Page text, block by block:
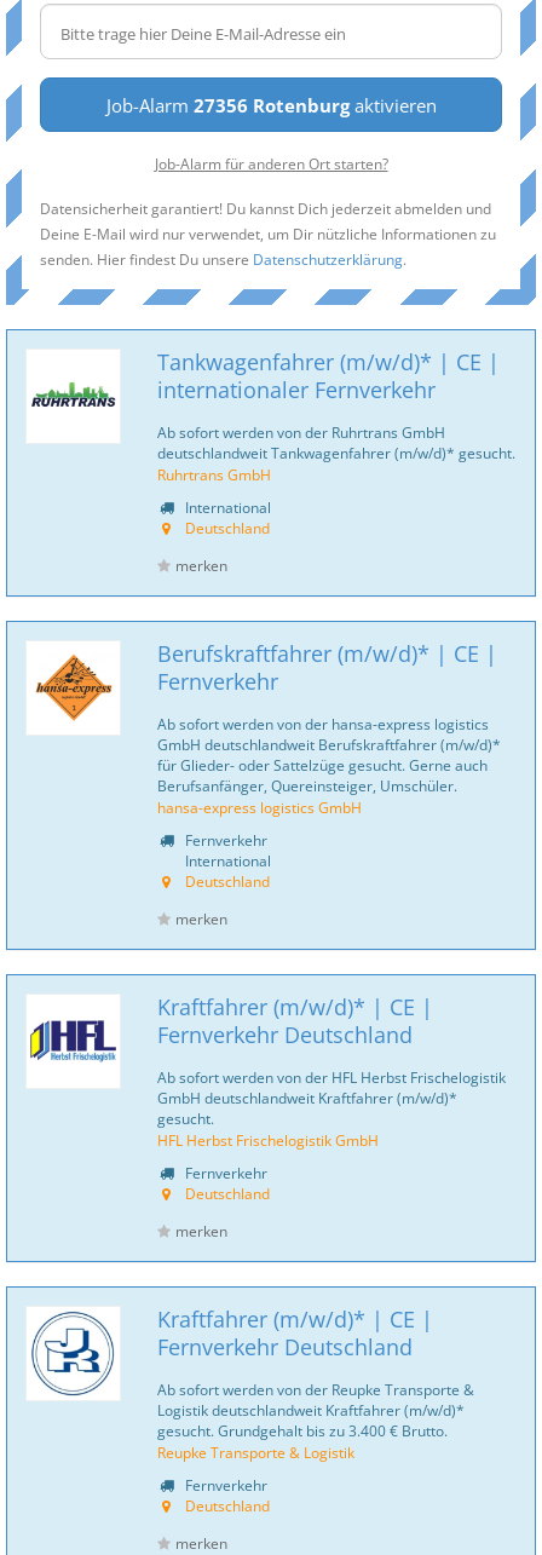
Job-Alarm 27356 Rotenburgaktivieren
Job-Alarm für anderen Ort starten?
Datensicherheit garantiert! Du kannst Dich jederzeit abmelden und
Deine E-Mail wird nur verwendet, um Dir nützliche Informationen zu
senden. Hier findest Du unsere Datenschutzerklärung.
Tankwagenfahrer (m/w/d)* | CE |
internationaler Fernverkehr
Ab sofort werden von der Ruhrtrans GmbH
deutschlandweit Tankwagenfahrer (m/w/d)* gesucht.
Ruhrtrans GmbH
International
Deutschland
merken
Berufskraftfahrer (m/w/d)* | CE |
Fernverkehr
Ab sofort werden von der hansa-express logistics
GmbH deutschlandweit Berufskraftfahrer (m/w/d)*
für Glieder- oder Sattelzüge gesucht. Gerne auch
Berufsanfänger, Quereinsteiger, Umschüler.
hansa-express logistics GmbH
Fernverkehr
International
Deutschland
merken
Kraftfahrer (m/w/d)* | CE |
Fernverkehr Deutschland
Ab sofort werden von der HFL Herbst Frischelogistik
GmbH deutschlandweit Kraftfahrer (m/w/d)*
gesucht.
HFL Herbst Frischelogistik GmbH
Fernverkehr
Deutschland
merken
Kraftfahrer (m/w/d)* | CE |
Fernverkehr Deutschland
Ab sofort werden von der Reupke Transporte &
Logistik deutschlandweit Kraftfahrer (m/w/d)*
gesucht. Grundgehalt bis zu 3.400 € Brutto.
Reupke Transporte & Logistik
Fernverkehr
Deutschland
merken